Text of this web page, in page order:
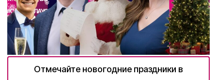
Отмечайте новогодние праздники в